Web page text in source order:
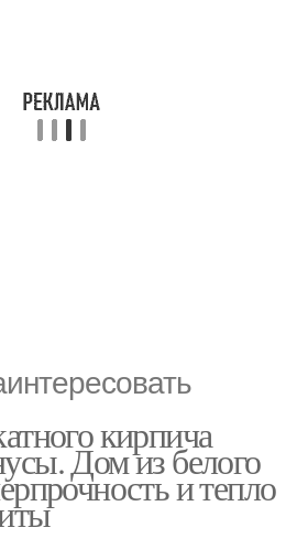
кирпича
Дом из белого
и тепло